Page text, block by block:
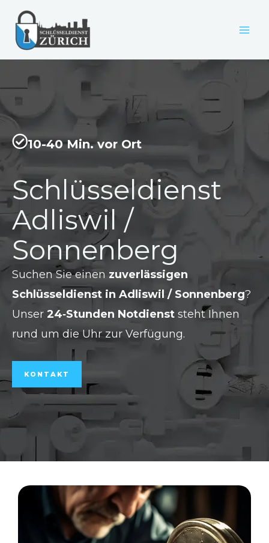
Inhalt
springen
10-40 Min. vor Ort
Schlüsseldienst
Adliswil /
Sonnenberg
Suchen Sie einen zuverlässigen
Schlüsseldienst in Adliswil / Sonnenberg?
Unser 24‑Stunden Notdienst steht Ihnen
rund um die Uhr zur Verfügung.
KONTAKT